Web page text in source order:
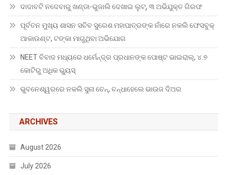
ଦାଦାବଟି ନଦେବାରୁ ଖଣ୍ଡା-ଭୁଜାଲି ଦେଖାଇ ଲୁଟ୍, ୩ ଅଭିଯୁକ୍ତ ଗିରଫ
ପୂର୍ବତନ ମୁଖ୍ୟ ଶାସନ ସଚିବ ସୁରେଶ ମହାପାତ୍ରଙ୍କ ନାଁରେ ନକଲି ଫେସବୁକ୍
ଆକାଉଣ୍ଟ, ଟଙ୍କା ମାଗୁଥିବା ଅଭିଯୋଗ
NEET ବିବାଦ ମଧ୍ୟରେ ଧର୍ମେନ୍ଦ୍ର ପ୍ରଧାନଙ୍କ ପୋଷ୍ଟ ଭାଇରାଲ୍, ୪.୭
କୋଟିରୁ ଅଧିକ ଭ୍ୟୁସ୍
ଭୁବନେଶ୍ୱରରେ ନକଲି ସୁନା ଚେନ୍, ବନ୍ଧାହେଲେ ଭାଉଜ ଦିଅର
ARCHIVES
August 2026
July 2026